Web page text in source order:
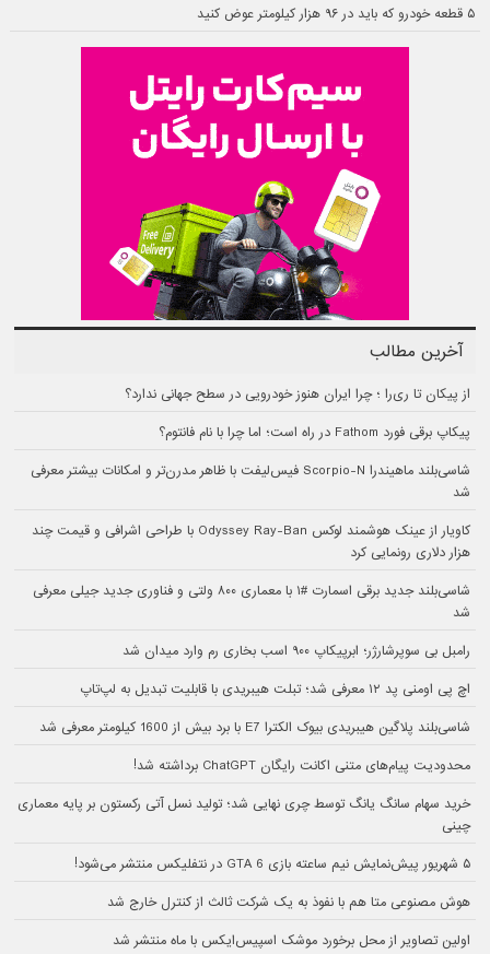
۵ قطعه خودرو که باید در ۹۶ هزار کیلومتر عوض کنید
آخرین مطالب
از پیکان تا ری‌را ؛ چرا ایران هنوز خودرویی در سطح جهانی ندارد؟
پیکاپ برقی فورد Fathom در راه است؛ اما چرا با نام فانتوم؟
شاسی‌بلند ماهیندرا Scorpio-N فیس‌لیفت با ظاهر مدرن‌تر و امکانات بیشتر معرفی
شد
کاویار از عینک هوشمند لوکس Odyssey Ray-Ban با طراحی اشرافی و قیمت چند
هزار دلاری رونمایی کرد
شاسی‌بلند جدید برقی اسمارت #۱ با معماری ۸۰۰ ولتی و فناوری جدید جیلی معرفی
شد
رامبل بی سوپرشارژر؛ ابرپیکاپ ۹۰۰ اسب بخاری رم وارد میدان شد
اچ پی اومنی پد ۱۲ معرفی شد؛ تبلت هیبریدی با قابلیت تبدیل به لپ‌تاپ
شاسی‌بلند پلاگین هیبریدی بیوک الکترا E7 با برد بیش از 1600 کیلومتر معرفی شد
محدودیت پیام‌های متنی اکانت رایگان ChatGPT برداشته شد!
خرید سهام سانگ‌ یانگ توسط چری نهایی شد؛ تولید نسل آتی رکستون بر پایه معماری
چینی
۵ شهریور پیش‌نمایش نیم ساعته بازی GTA 6 در نتفلیکس منتشر می‌شود!
هوش مصنوعی متا هم با نفوذ به یک شرکت ثالث از کنترل خارج شد
اولین تصاویر از محل برخورد موشک اسپیس‌ایکس با ماه منتشر شد